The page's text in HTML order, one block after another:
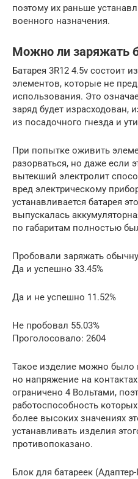
поэтому их раньше
военного назначения.
Можно ли заряжать
Батарея 3R12 4.5v состоит
элементов, которые не
использования. Это
заряд будет израсходован,
из посадочного гнезда и
При попытке оживить
разорваться, но даже если
вытекший электролит
вред электрическому
устанавливается батарея
выпускалась
по габаритам полностью
Пробовали заряжать
Да и успешно 33.45%
Да и не успешно 11.52%
Не пробовал 55.03%
Проголосовало: 2604
Такое изделие можно было
но напряжение на
ограничено 4 Вольтами,
работоспособность
более высоких значениях
устанавливать изделия
противопоказано.
Блок для батареек